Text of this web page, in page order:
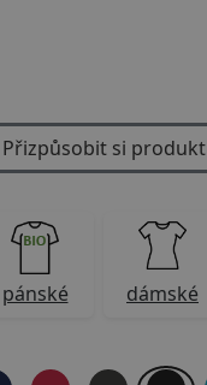
Přizpůsobit si produkt
pánské dámské